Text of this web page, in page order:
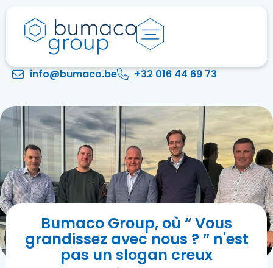
info@bumaco.be +32 016 44 69 73
Bumaco Group, où “ Vous
grandissez avec nous ? ” n'est
pas un slogan creux